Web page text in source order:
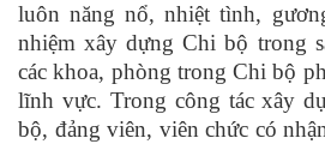
luôn năng nổ, nhiệt tình,
nhiệm xây dựng Chi bộ trong
các khoa, phòng trong Chi bộ
lĩnh vực. Trong công tác xây
bộ, đảng viên, viên chức có